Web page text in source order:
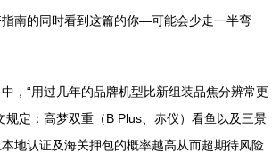
南的同时看到这篇的你—可能会少走一半弯
，“用过几年的品牌机型比新组装品焦分辨常更
规定：高梦双重（B Plus、赤仪）看鱼以及三景
地认证及海关押包的概率越高从而超期待风险